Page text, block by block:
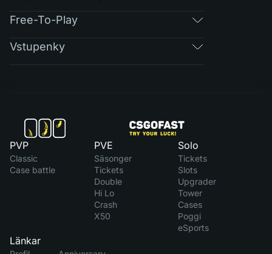
Free-To-Play
Vstupenky
PVP
Classic
Case battle
PVE
Säsonger
Tickets
Double
Hi Lo
Crash
X50
Solo
Tickets
Slots
Upgrader
Tower
Cases
Poggi
eSports
Länkar